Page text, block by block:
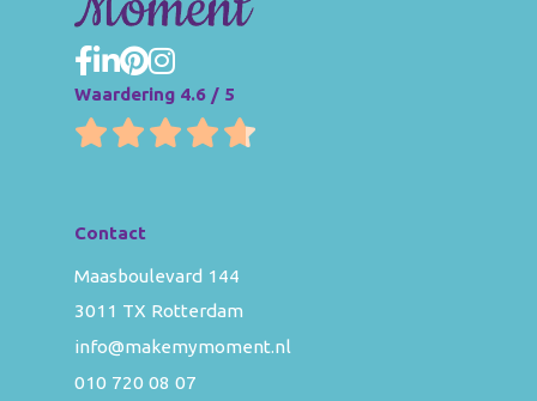
Waardering 4.6 / 5
Contact
Maasboulevard 144
3011 TX Rotterdam
info@makemymoment.nl
010 720 08 07